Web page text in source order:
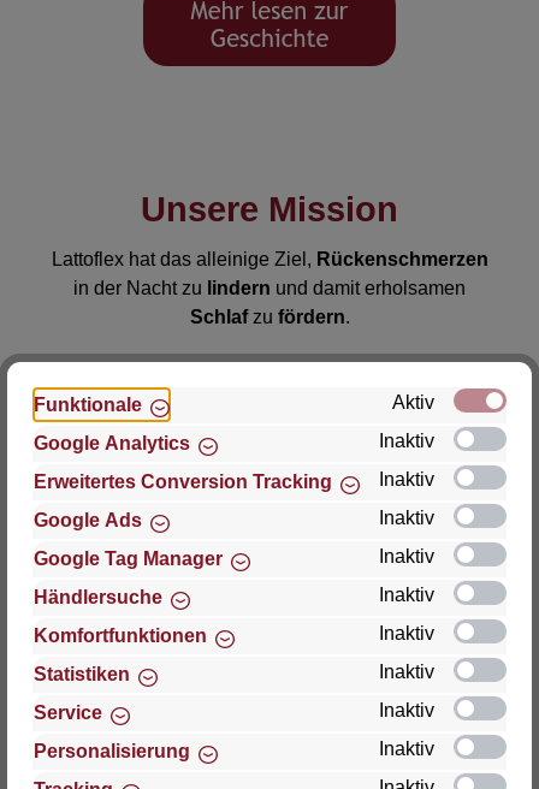
Unsere Mission
Lattoflex hat das alleinige Ziel, Rückenschmerzen
in der Nacht zu lindern und damit erholsamen
Schlafzu fördern.
Was sagt die
Wissenschaft zu dem Bett
mit Flügeln?
Funktionale
Aktiv
Google Analytics
Inaktiv
Erweitertes Conversion Tracking
Inaktiv
Google Ads
Inaktiv
Google Tag Manager
Inaktiv
Händlersuche
Inaktiv
Komfortfunktionen
Inaktiv
Statistiken
Inaktiv
Service
Inaktiv
Personalisierung
Inaktiv